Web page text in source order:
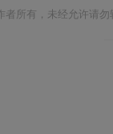
者所有，未经允许请勿